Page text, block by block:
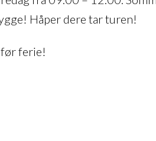
Håper dere tar turen!
ferie!